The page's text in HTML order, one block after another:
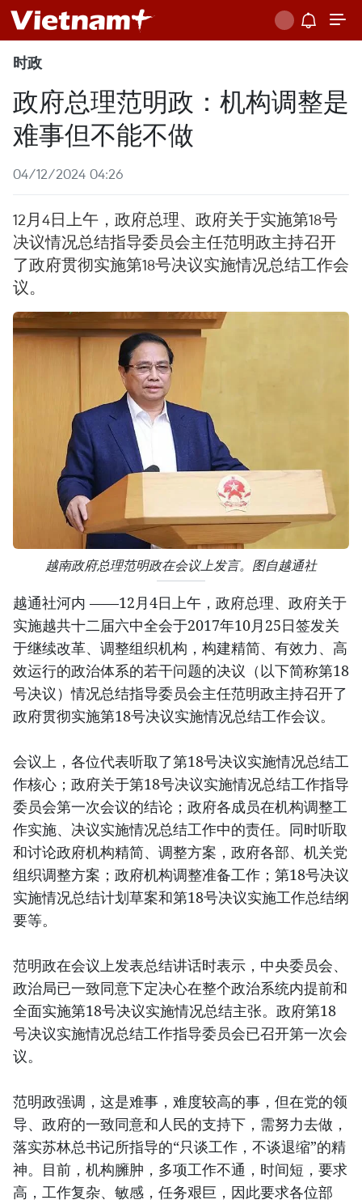
时政
政府总理范明政：机构调整是
难事但不能不做
04/12/2024 04:26
12月4日上午，政府总理、政府关于实施第18号
决议情况总结指导委员会主任范明政主持召开
了政府贯彻实施第18号决议实施情况总结工作会
议。
越南政府总理范明政在会议上发言。图自越通社
越通社河内 ——12月4日上午，政府总理、政府关于
实施越共十二届六中全会于2017年10月25日签发关
于继续改革、调整组织机构，构建精简、有效力、高
效运行的政治体系的若干问题的决议（以下简称第18
号决议）情况总结指导委员会主任范明政主持召开了
政府贯彻实施第18号决议实施情况总结工作会议。
会议上，各位代表听取了第18号决议实施情况总结工
作核心；政府关于第18号决议实施情况总结工作指导
委员会第一次会议的结论；政府各成员在机构调整工
作实施、决议实施情况总结工作中的责任。同时听取
和讨论政府机构精简、调整方案，政府各部、机关党
组织调整方案；政府机构调整准备工作；第18号决议
实施情况总结计划草案和第18号决议实施工作总结纲
要等。
范明政在会议上发表总结讲话时表示，中央委员会、
政治局已一致同意下定决心在整个政治系统内提前和
全面实施第18号决议实施情况总结主张。政府第18
号决议实施情况总结工作指导委员会已召开第一次会
议。
范明政强调，这是难事，难度较高的事，但在党的领
导、政府的一致同意和人民的支持下，需努力去做，
落实苏林总书记所指导的“只谈工作，不谈退缩”的精
神。目前，机构臃肿，多项工作不通，时间短，要求
高，工作复杂、敏感，任务艰巨，因此要求各位部